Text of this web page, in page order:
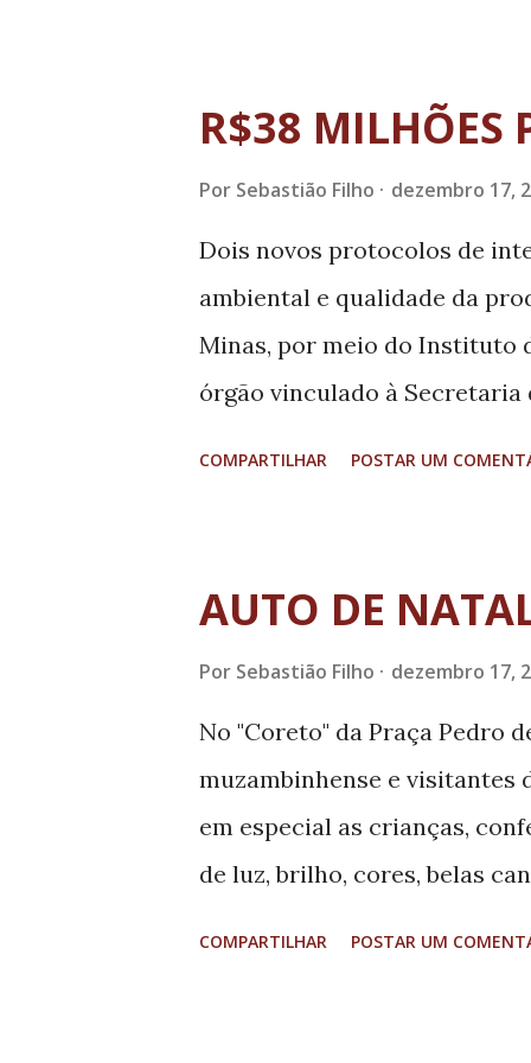
resultados dos estudos de
tecnológicos destas
Tecnológico de
oportunidade, Gamarano e a
Brenda Alves, receberam o
diretora executiva do
irradiadores de
R$38 MILHÕES
Por Sebastião Filho dezembro 17,
Dois novos protocolos de
ambiental e qualidade da
Minas, por meio do Instituto
órgão vinculado à Secretaria
com 18 anos atuação no
tem como carro chefe a
empresa, que funciona em
2013, irá expandir sua
bebida artesanal, hoje muito
de 1,5 milhão de litros de
COMPARTILHAR POSTAR UM
AUTO DE
Por Sebastião Filho dezembro 17,
No "Coreto" da Praça Pedro
muzambinhense e visitantes
em especial as crianças,
de luz, brilho, cores, belas
COMPARTILHAR POSTAR UM